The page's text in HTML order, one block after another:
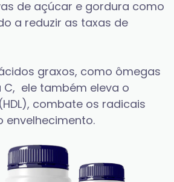
de açúcar e gordura como
a reduzir as taxas de
graxos, como ômegas
C,  ele também eleva o
combate os radicais
envelhecimento.